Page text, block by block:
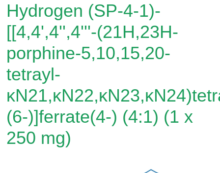
Hydrogen (SP-4-1)-
[[4,4',4'',4'''-(21H,23H-
porphine-5,10,15,20-
tetrayl-
(6-)]ferrate(4-) (4:1) (1 x
250 mg)